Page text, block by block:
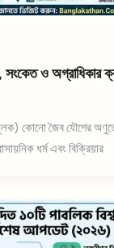
সংকেত ও অগ্রাধিকার
কোনো জৈব যৌগের
ধর্ম এবং বিক্রিয়ার